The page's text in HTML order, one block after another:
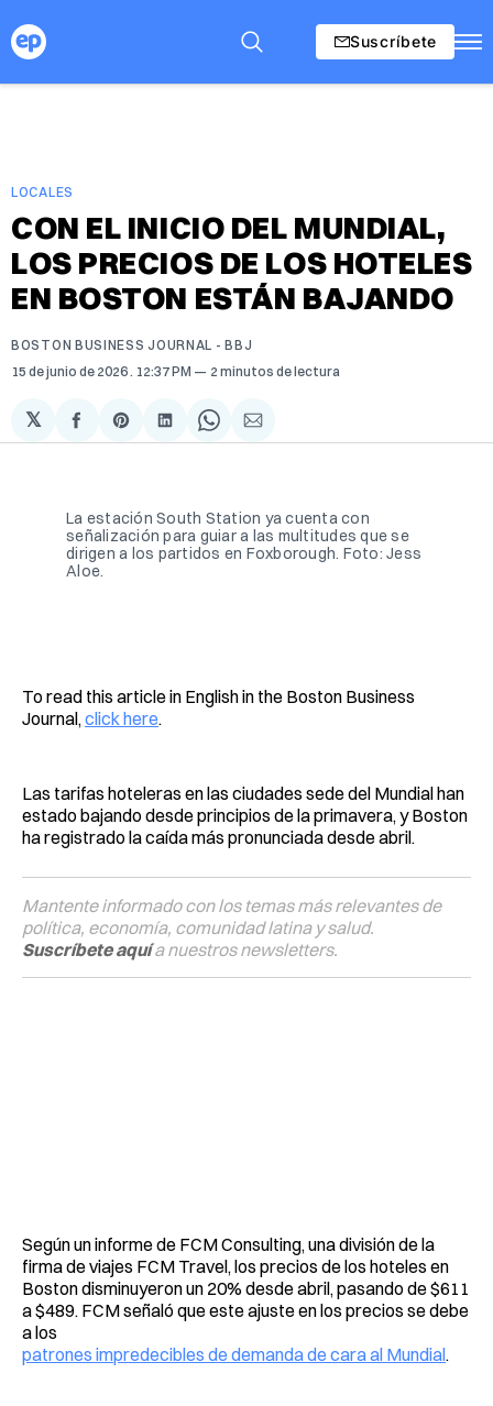
Suscríbete
LOCALES
CON EL INICIO DEL MUNDIAL,
LOS PRECIOS DE LOS HOTELES
EN BOSTON ESTÁN BAJANDO
BOSTON BUSINESS JOURNAL - BBJ
15 de junio de 2026 . 12:37 PM 2 minutos de lectura
𝕏
Compartir
en
Share
on
Compartir
en
Share
on
Compartir
via
La estación South Station ya cuenta con
señalización para guiar a las multitudes que se
dirigen a los partidos en Foxborough. Foto: Jess
Aloe.
To read this article in English in the Boston Business
Journal, click here.
Las tarifas hoteleras en las ciudades sede del Mundial han
estado bajando desde principios de la primavera, y Boston
ha registrado la caída más pronunciada desde abril.
Mantente informado con los temas más relevantes de
política, economía, comunidad latina y salud.
Suscríbete aquía nuestros newsletters.
Según un informe de FCM Consulting, una división de la
firma de viajes FCM Travel, los precios de los hoteles en
Boston disminuyeron un 20% desde abril, pasando de $611
a $489. FCM señaló que este ajuste en los precios se debe
a los
patrones impredecibles de demanda de cara al Mundial.